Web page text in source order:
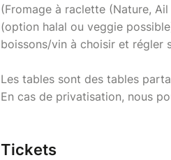
(Fromage à raclette (Nature,
(option halal ou veggie
boissons/vin à choisir et régler
Les tables sont des tables
En cas de privatisation, nous
Tickets